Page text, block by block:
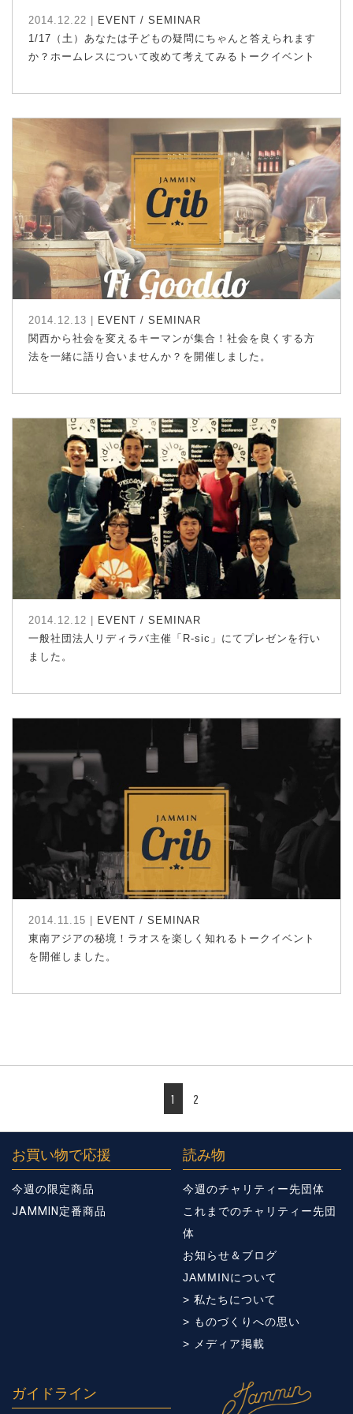
2014.12.22 |
EVENT / SEMINAR
1/17（土）あなたは子どもの疑問にちゃんと答えられます
か？ホームレスについて改めて考えてみるトークイベント
2014.12.13 |
EVENT / SEMINAR
関西から社会を変えるキーマンが集合！社会を良くする方
法を一緒に語り合いませんか？を開催しました。
2014.12.12 |
EVENT / SEMINAR
一般社団法人リディラバ主催「R-sic」にてプレゼンを行い
ました。
2014.11.15 |
EVENT / SEMINAR
東南アジアの秘境！ラオスを楽しく知れるトークイベント
を開催しました。
1 2
お買い物で応援
今週の限定商品
JAMMIN定番商品
読み物
今週のチャリティー先団体
これまでのチャリティー先団
体
お知らせ＆ブログ
JAMMINについて
> 私たちについて
> ものづくりへの思い
> メディア掲載
ガイドライン